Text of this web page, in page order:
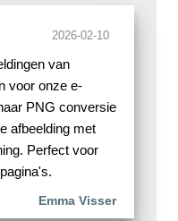
2026-02-10
van
voor onze e-
PNG conversie
afbeelding met
Perfect voor
Emma Visser